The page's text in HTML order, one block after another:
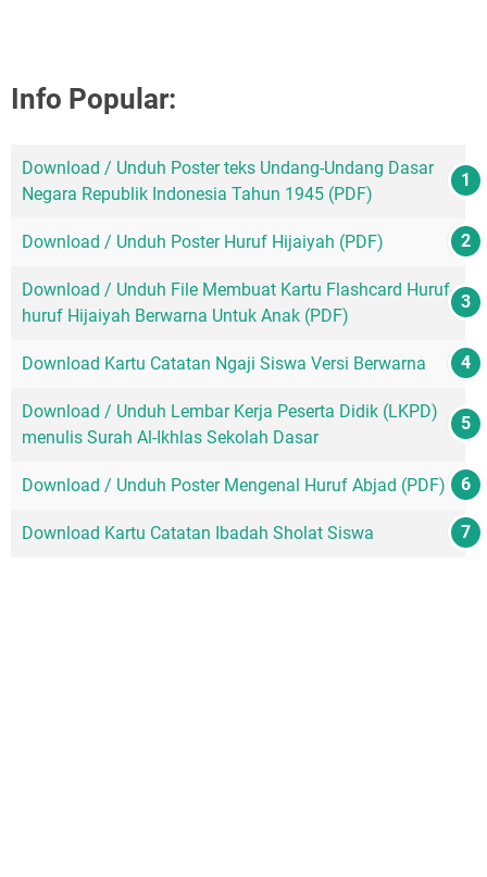
Info Popular:
Download / Unduh Poster teks Undang-Undang Dasar
Negara Republik Indonesia Tahun 1945 (PDF)
Download / Unduh Poster Huruf Hijaiyah (PDF)
Download / Unduh File Membuat Kartu Flashcard Huruf-
huruf Hijaiyah Berwarna Untuk Anak (PDF)
Download Kartu Catatan Ngaji Siswa Versi Berwarna
Download / Unduh Lembar Kerja Peserta Didik (LKPD)
menulis Surah Al-Ikhlas Sekolah Dasar
Download / Unduh Poster Mengenal Huruf Abjad (PDF)
Download Kartu Catatan Ibadah Sholat Siswa